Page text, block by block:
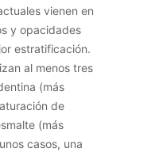
vienen en
y opacidades
estratificación.
al menos tres
(más
de
(más
casos, una